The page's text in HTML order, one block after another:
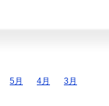
5月 4月
3月